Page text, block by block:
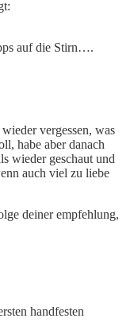
auf die Stirn….
vergessen, was
habe aber danach
wieder geschaut und
auch viel zu liebe
deiner empfehlung,
handfesten